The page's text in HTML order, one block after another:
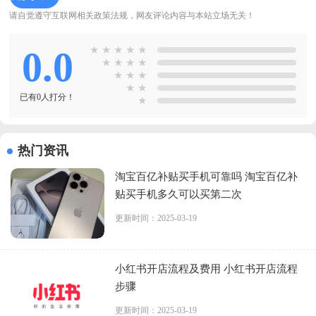
请自觉遵守互联网相关政策法规，网友评论内容与本站立场无关！
0.0
已有0人打分！
★ ★ ★ ★ ★
★ ★ ★ ★
★ ★ ★
★ ★
★
热门资讯
淘宝百亿补贴买手机可靠吗 淘宝百亿补
贴买手机多久可以买第二次
更新时间：2025-03-19
小红书开店流程及费用 小红书开店流程
步骤
更新时间：2025-03-19